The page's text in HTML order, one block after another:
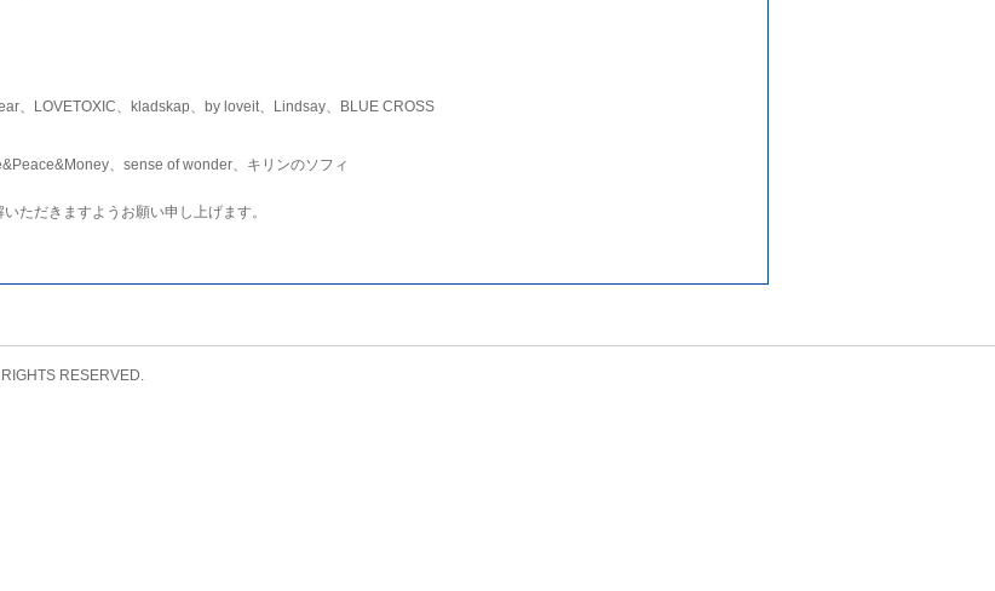
、LOVETOXIC、kladskap、by loveit、Lindsay、BLUE CROSS
、sense of wonder、キリンのソフィ
ただきますようお願い申し上げます。